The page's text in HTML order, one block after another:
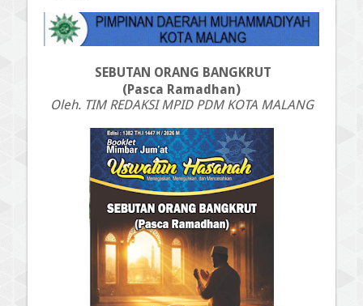
SEBUTAN ORANG BANGKRUT
(Pasca Ramadhan)
Oleh. TIM REDAKSI MPID PDM KOTA MALANG